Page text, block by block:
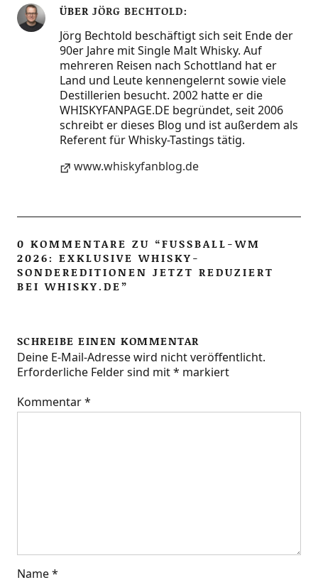
ÜBER JÖRG BECHTOLD
Jörg Bechtold beschäftigt sich seit Ende der
90er Jahre mit Single Malt Whisky. Auf
mehreren Reisen nach Schottland hat er
Land und Leute kennengelernt sowie viele
Destillerien besucht. 2002 hatte er die
WHISKYFANPAGE.DE begründet, seit 2006
schreibt er dieses Blog und ist außerdem als
Referent für Whisky-Tastings tätig.
www.whiskyfanblog.de
0 KOMMENTARE ZU “FUSSBALL-WM 2
026: EXKLUSIVE WHISKY-S
ONDEREDITIONEN JETZT REDUZIERT B
EI WHISKY.DE
”
SCHREIBE EINEN KOMMENTAR
Deine E-Mail-Adresse wird nicht veröffentlicht.
Erforderliche Felder sind mit* markiert
Kommentar*
Name*